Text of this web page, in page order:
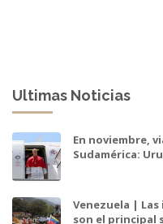
Ultimas Noticias
En noviembre,
Sudamérica:
Venezuela | Las
son el principal